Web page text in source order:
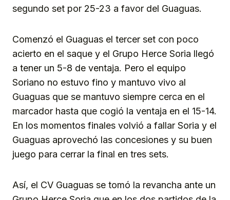
segundo set por 25-23 a favor del Guaguas.
Comenzó el Guaguas el tercer set con poco
acierto en el saque y el Grupo Herce Soria llegó
a tener un 5-8 de ventaja. Pero el equipo
Soriano no estuvo fino y mantuvo vivo al
Guaguas que se mantuvo siempre cerca en el
marcador hasta que cogió la ventaja en el 15-14.
En los momentos finales volvió a fallar Soria y el
Guaguas aprovechó las concesiones y su buen
juego para cerrar la final en tres sets.
Así, el CV Guaguas se tomó la revancha ante un